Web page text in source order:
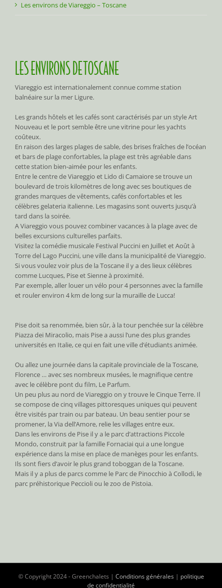
Les environs de Viareggio – Toscane
LES ENVIRONS DE TOSCANE
Viareggio est internationalement connue comme station
balnéaire sur la mer Ligure.
Les grands hôtels et les cafés sont caractérisés par un style Art
Nouveau et le port semble être une vitrine pour les yachts
coûteux.
En raison des larges plages de sable, des brises fraîches de l’océan
et bars de plage confortables, la plage est très agréable dans
cette station bien-aimée pour les enfants.
Entre le centre de Viareggio et Lido di Camaiore se trouve un
boulevard de trois kilomètres de long avec ses boutiques de
grandes marques de vêtements, cafés confortables et les
célèbres gelateria italienne. Les magasins sont ouverts jusqu’à
tard dans la soirée.
A Viareggio vous pouvez combiner vacances à la plage avec de
belles excursions culturelles parfaits.
Visitez la comédie musicale Festival Puccini en Juillet et Août à
Torre del Lago Puccini, une ville dans la municipalité de Viareggio.
Si vous voulez voir plus de la Toscane il y a des lieux célèbres
comme Lucques, Pise et Sienne à proximité.
Par exemple, aller louer un vélo pour 4 personnes avec la famille
et rouler environ 4 km de long sur la muraille de Lucca!
Pise doit sa renommée, bien sûr, à la tour penchée sur la célèbre
Piazza dei Miracolio, mais Pise a aussi l’une des plus grandes
universités en Italie, ce qui en fait une ville d’étudiants animée.
Ou allez une journée dans la capitale provinciale de la Toscane,
Florence … avec ses nombreux musées, le magnifique centre
avec le célèbre pont du film, Le Parfum.
Un peu plus au nord de Viareggio on y trouve le Cinque Terre. Il
se compose de cinq villages pittoresques uniques qui peuvent
être visités par train ou par bateau. Un beau sentier pour se
promener, la Via dell’Amore, relie les villages entre eux.
Dans les environs de Pise il y a le parc d’attractions Piccole
Mondo, construit par la famille Fornaciai qui a une longue
expérience dans la mise en place de manèges pour les enfants.
Ils sont fiers d’avoir le plus grand toboggan de la Toscane.
Mais il y a plus de parcs comme le Parc de Pinocchio à Collodi, le
parc préhistorique Peccioli ou le zoo de Pistoia.
© Copyright 2024 - Greenchalets | Conditions générales| politique
de confidentialité